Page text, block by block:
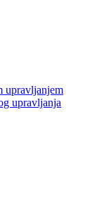
upravljanjem
upravljanja